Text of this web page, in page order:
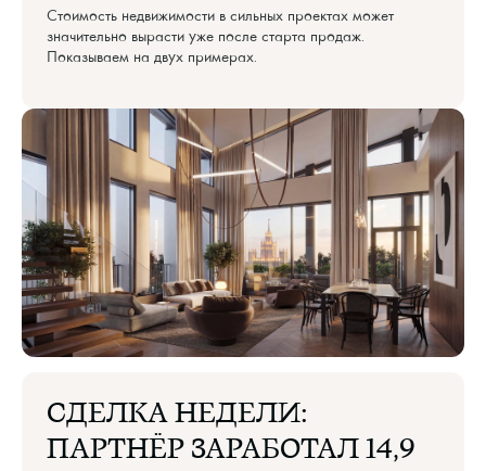
Стоимость недвижимости в сильных проектах может
значительно вырасти уже после старта продаж.
Показываем на двух примерах.
СДЕЛКА НЕДЕЛИ:
ПАРТНЁР ЗАРАБОТАЛ 14,9